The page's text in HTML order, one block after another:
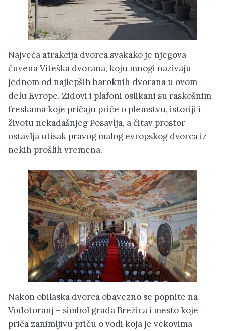
Najveća atrakcija dvorca svakako je njegova
čuvena Viteška dvorana, koju mnogi nazivaju
jednom od najlepših baroknih dvorana u ovom
delu Evrope. Zidovi i plafoni oslikani su raskošnim
freskama koje pričaju priče o plemstvu, istoriji i
životu nekadašnjeg Posavlja, a čitav prostor
ostavlja utisak pravog malog evropskog dvorca iz
nekih prošlih vremena.
Nakon obilaska dvorca obavezno se popnite na
Vodotoranj – simbol grada Brežica i mesto koje
priča zanimljivu priču o vodi koja je vekovima